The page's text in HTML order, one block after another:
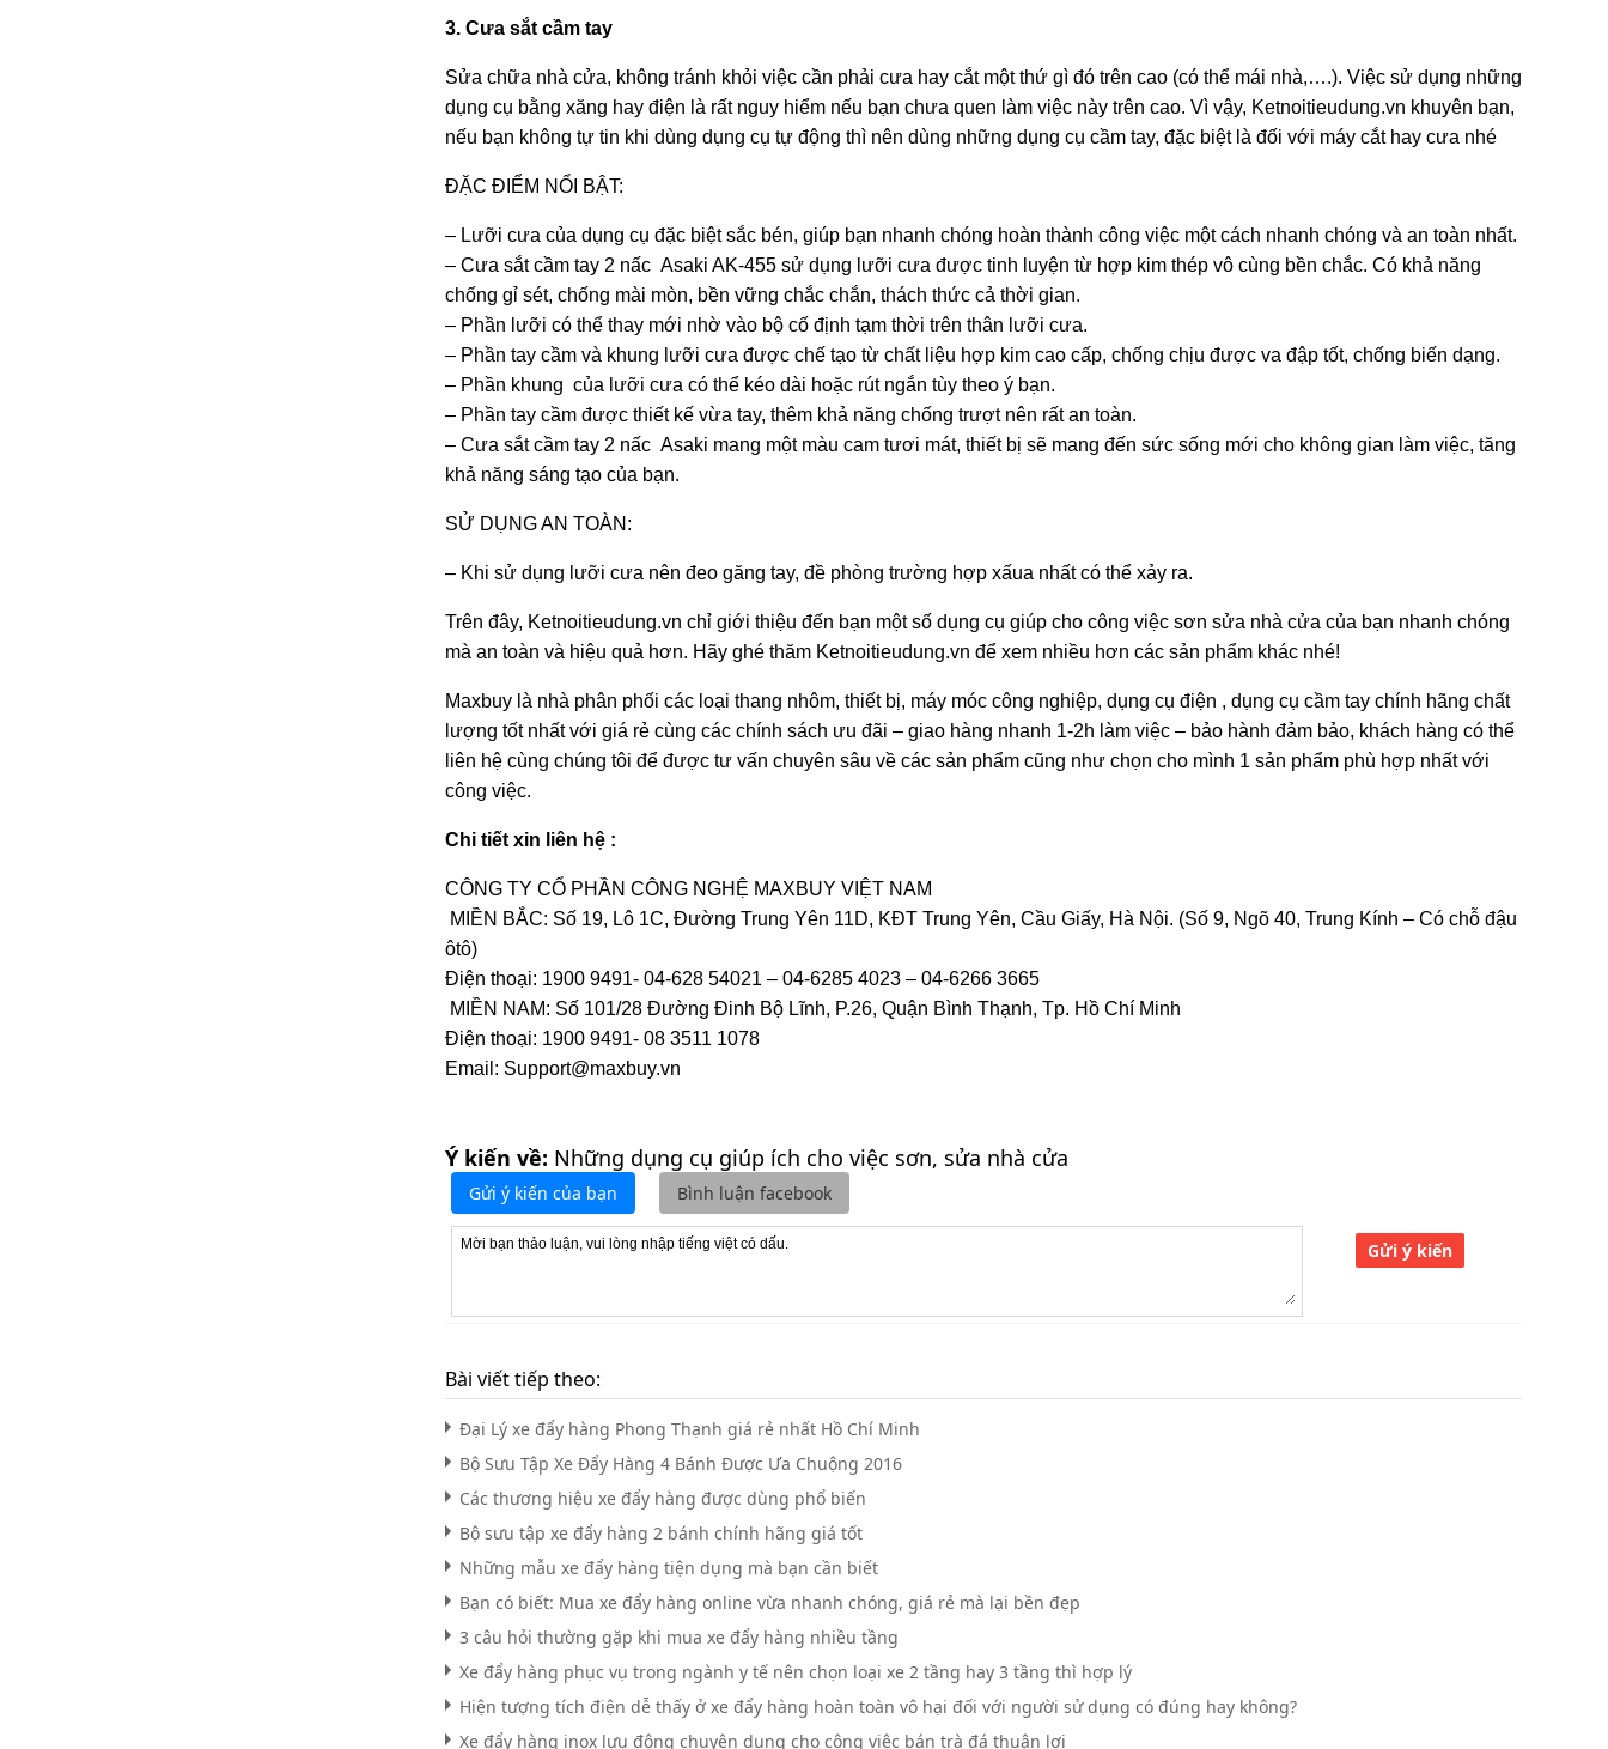
3. Cưa sắt cầm tay
Sửa chữa nhà cửa, không tránh khỏi việc cần phải cưa hay cắt một thứ gì đó trên cao (có thể mái nhà,….). Việc sử dụng những
dụng cụ bằng xăng hay điện là rất nguy hiểm nếu bạn chưa quen làm việc này trên cao. Vì vậy, Ketnoitieudung.vn khuyên bạn,
nếu bạn không tự tin khi dùng dụng cụ tự động thì nên dùng những dụng cụ cầm tay, đặc biệt là đối với máy cắt hay cưa nhé
ĐẶC ĐIỂM NỔI BẬT:
– Lưỡi cưa của dụng cụ đặc biệt sắc bén, giúp bạn nhanh chóng hoàn thành công việc một cách nhanh chóng và an toàn nhất.
– Cưa sắt cầm tay 2 nấc Asaki AK-455 sử dụng lưỡi cưa được tinh luyện từ hợp kim thép vô cùng bền chắc. Có khả năng
chống gỉ sét, chống mài mòn, bền vững chắc chắn, thách thức cả thời gian.
– Phần lưỡi có thể thay mới nhờ vào bộ cố định tạm thời trên thân lưỡi cưa.
– Phần tay cầm và khung lưỡi cưa được chế tạo từ chất liệu hợp kim cao cấp, chống chịu được va đập tốt, chống biến dạng.
– Phần khung của lưỡi cưa có thể kéo dài hoặc rút ngắn tùy theo ý bạn.
– Phần tay cầm được thiết kế vừa tay, thêm khả năng chống trượt nên rất an toàn.
– Cưa sắt cầm tay 2 nấc Asaki mang một màu cam tươi mát, thiết bị sẽ mang đến sức sống mới cho không gian làm việc, tăng
khả năng sáng tạo của bạn.
SỬ DỤNG AN TOÀN:
– Khi sử dụng lưỡi cưa nên đeo găng tay, đề phòng trường hợp xấua nhất có thể xảy ra.
Trên đây, Ketnoitieudung.vn chỉ giới thiệu đến bạn một số dụng cụ giúp cho công việc sơn sửa nhà cửa của bạn nhanh chóng
mà an toàn và hiệu quả hơn. Hãy ghé thăm Ketnoitieudung.vn để xem nhiều hơn các sản phẩm khác nhé!
Maxbuy là nhà phân phối các loại thang nhôm, thiết bị, máy móc công nghiệp, dụng cụ điện , dụng cụ cầm tay chính hãng chất
lượng tốt nhất với giá rẻ cùng các chính sách ưu đãi – giao hàng nhanh 1-2h làm việc – bảo hành đảm bảo, khách hàng có thể
liên hệ cùng chúng tôi để được tư vấn chuyên sâu về các sản phẩm cũng như chọn cho mình 1 sản phẩm phù hợp nhất với
công việc.
Chi tiết xin liên hệ :
CÔNG TY CỔ PHẦN CÔNG NGHỆ MAXBUY VIỆT NAM
MIỀN BẮC: Số 19, Lô 1C, Đường Trung Yên 11D, KĐT Trung Yên, Cầu Giấy, Hà Nội. (Số 9, Ngõ 40, Trung Kính – Có chỗ đậu
ôtô)
Điện thoại: 1900 9491- 04-628 54021 – 04-6285 4023 – 04-6266 3665
MIỀN NAM: Số 101/28 Đường Đinh Bộ Lĩnh, P.26, Quận Bình Thạnh, Tp. Hồ Chí Minh
Điện thoại: 1900 9491- 08 3511 1078
Email: Support@maxbuy.vn
Ý kiến về: Những dụng cụ giúp ích cho việc sơn, sửa nhà cửa
Gửi ý kiến của bạn Bình luận facebook
Gửi ý kiến
Bài viết tiếp theo:
Đại Lý xe đẩy hàng Phong Thạnh giá rẻ nhất Hồ Chí Minh
Bộ Sưu Tập Xe Đẩy Hàng 4 Bánh Được Ưa Chuộng 2016
Các thương hiệu xe đẩy hàng được dùng phổ biến
Bộ sưu tập xe đẩy hàng 2 bánh chính hãng giá tốt
Những mẫu xe đẩy hàng tiện dụng mà bạn cần biết
Bạn có biết: Mua xe đẩy hàng online vừa nhanh chóng, giá rẻ mà lại bền đẹp
3 câu hỏi thường gặp khi mua xe đẩy hàng nhiều tầng
Xe đẩy hàng phục vụ trong ngành y tế nên chọn loại xe 2 tầng hay 3 tầng thì hợp lý
Hiện tượng tích điện dễ thấy ở xe đẩy hàng hoàn toàn vô hại đối với người sử dụng có đúng hay không?
Xe đẩy hàng inox lưu động chuyên dụng cho công việc bán trà đá thuận lợi